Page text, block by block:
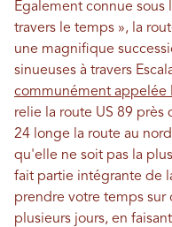
Également connue sous
travers le temps », la
une magnifique
sinueuses à travers
communément appelée
relie la route US 89 près
24 longe la route au
qu'elle ne soit pas la
fait partie intégrante de
prendre votre temps sur
plusieurs jours, en